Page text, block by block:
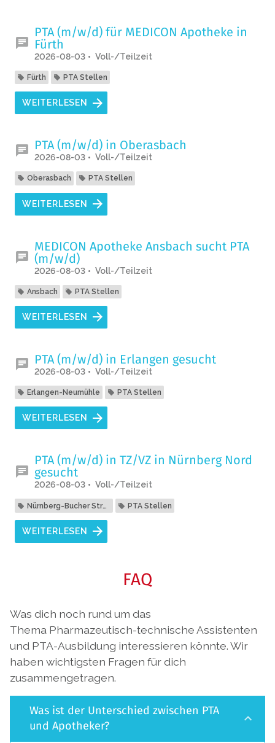
PTA (m/w/d) für MEDICON Apotheke in
Fürth
2026-08-03 Voll-/Teilzeit
Fürth PTA Stellen
WEITERLESEN
PTA (m/w/d) in Oberasbach
2026-08-03 Voll-/Teilzeit
Oberasbach PTA Stellen
WEITERLESEN
MEDICON Apotheke Ansbach sucht PTA
(m/w/d)
2026-08-03 Voll-/Teilzeit
Ansbach PTA Stellen
WEITERLESEN
PTA (m/w/d) in Erlangen gesucht
2026-08-03 Voll-/Teilzeit
Erlangen-Neumühle PTA Stellen
WEITERLESEN
PTA (m/w/d) in TZ/VZ in Nürnberg Nord
gesucht
2026-08-03 Voll-/Teilzeit
Nürnberg-Bucher Straße PTA Stellen
WEITERLESEN
FAQ
Was dich noch rund um das
Thema Pharmazeutisch-technische Assistenten
und PTA-Ausbildung interessieren könnte. Wir
haben wichtigsten Fragen für dich
zusammengetragen.
Was ist der Unterschied zwischen PTA
und Apotheker?